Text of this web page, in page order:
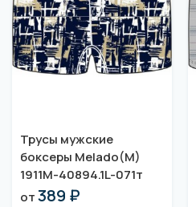
Трусы мужские
боксеры Melado(M)
1911M-40894.1L-071т
от389 ₽